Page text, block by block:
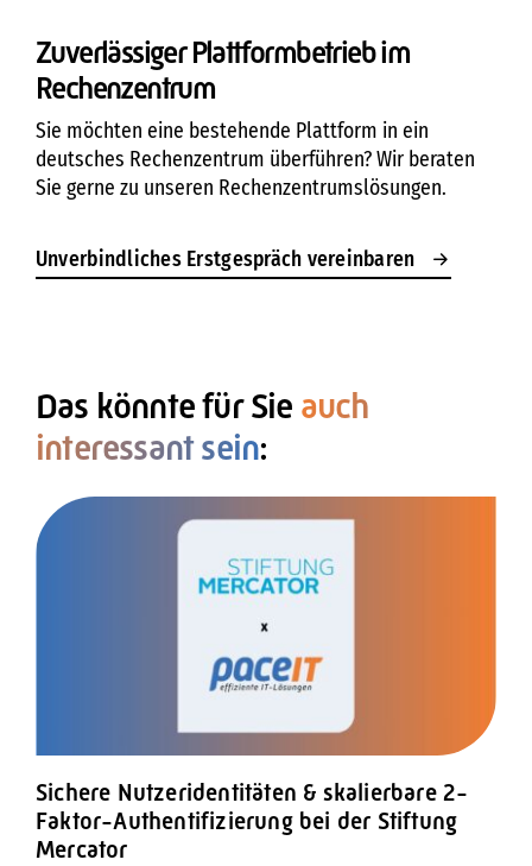
Zuverlässiger Plattformbetrieb im
Rechenzentrum
Sie möchten eine bestehende Plattform in ein
deutsches Rechenzentrum überführen? Wir beraten
Sie gerne zu unseren Rechenzentrumslösungen.
Unverbindliches Erstgespräch vereinbaren
Das könnte für Sie auch
interessant sein:
Sichere Nutzeridentitäten & skalierbare 2-
Faktor-Authentifizierung bei der Stiftung
Mercator